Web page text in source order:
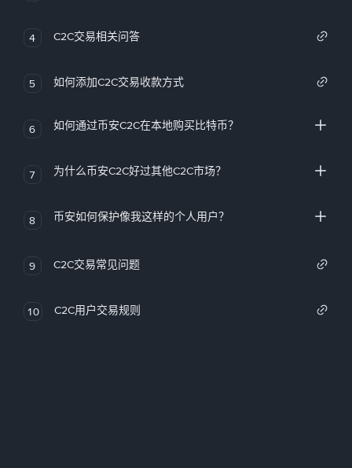
4 C2C交易相关问答
5 如何添加C2C交易收款方式
6 如何通过币安C2C在本地购买比特币？
7 为什么币安C2C好过其他C2C市场？
8 币安如何保护像我这样的个人用户？
9 C2C交易常见问题
10 C2C用户交易规则